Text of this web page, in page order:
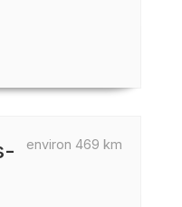
environ 469 km